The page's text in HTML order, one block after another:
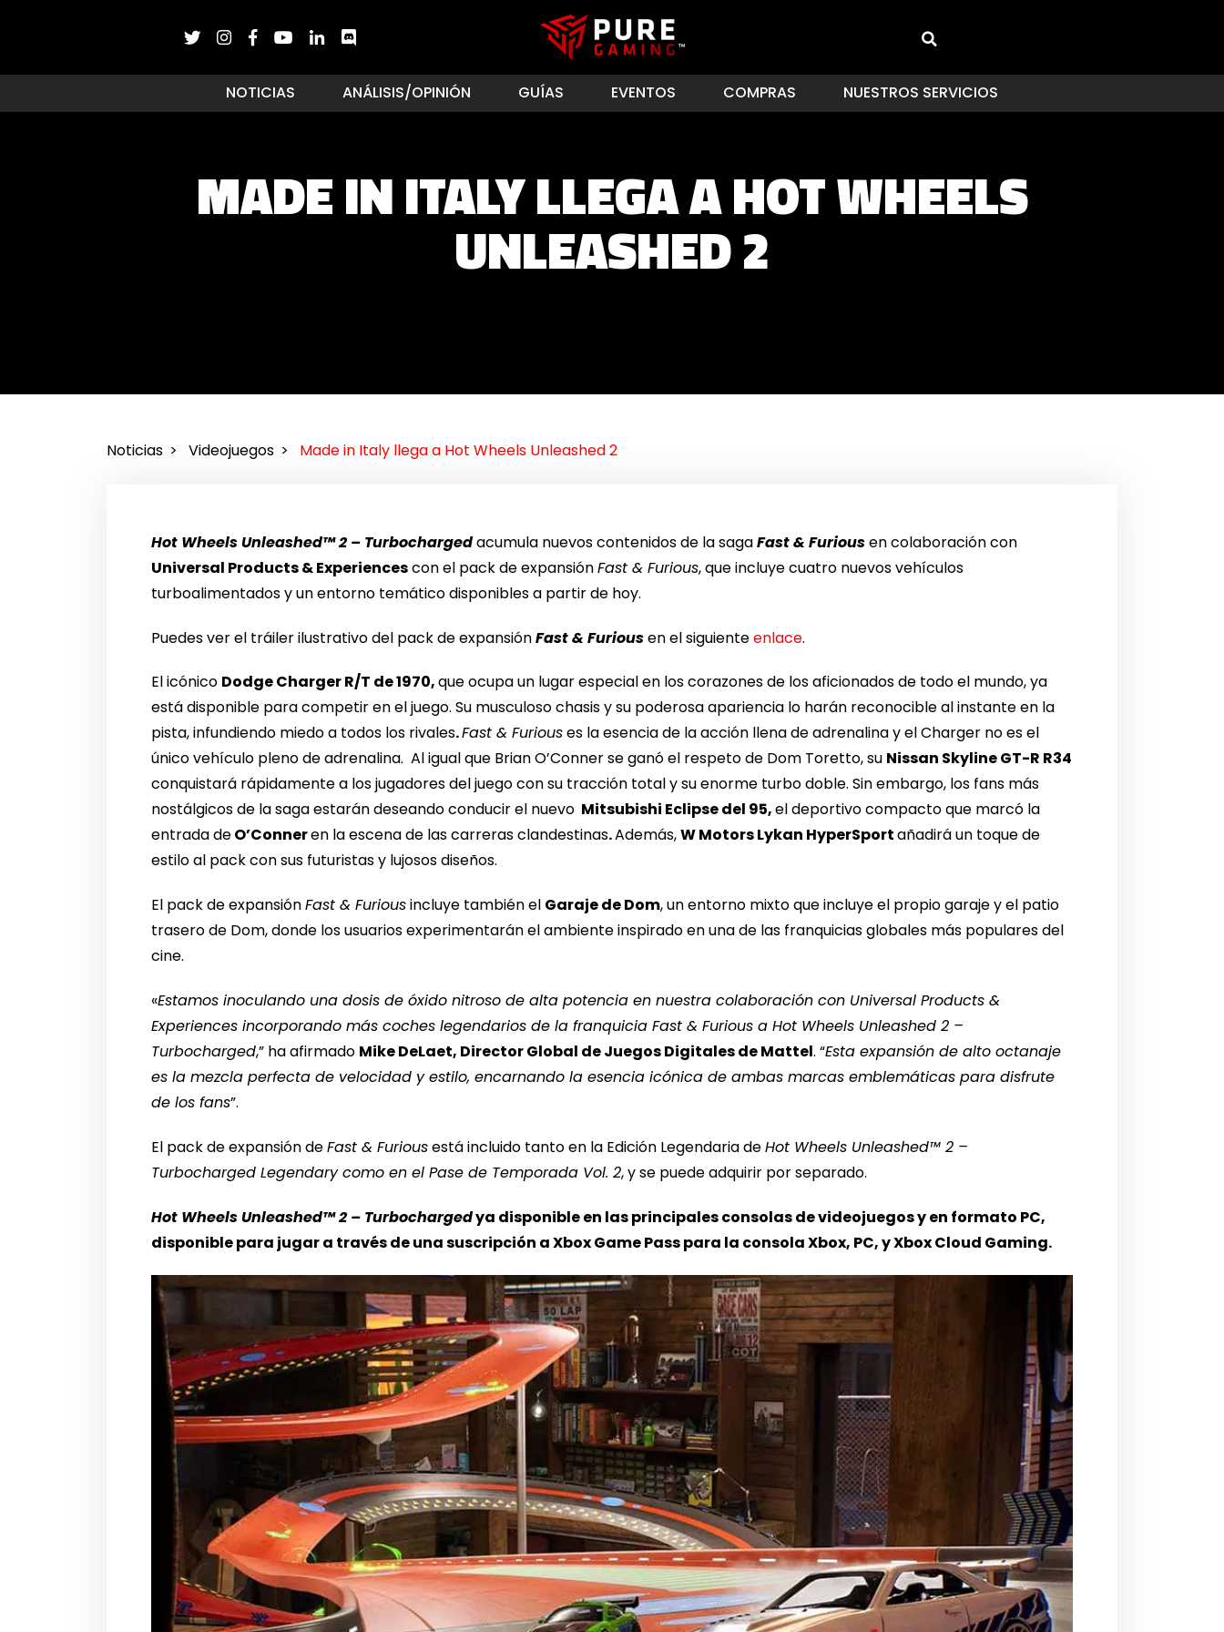
NOTICIAS ANÁLISIS/OPINIÓN GUÍAS EVENTOS COMPRAS NUESTROS SERVICIOS
MADE IN ITALY LLEGA A HOT WHEELS
UNLEASHED 2
Noticias Videojuegos Made in Italy llega a Hot Wheels Unleashed 2
Hot Wheels Unleashed™ 2 – Turbochargedacumula nuevos contenidos de la sagaFast & Furiousen colaboración con
Universal Products & Experiencescon el pack de expansiónFast & Furious, que incluye cuatro nuevos vehículos
turboalimentados y un entorno temático disponibles a partir de hoy.
Puedes ver el tráiler ilustrativo del pack de expansiónFast & Furiousen el siguienteenlace.
El icónico Dodge Charger R/T de 1970,que ocupa un lugar especial en los corazones de los aficionados de todo el mundo, ya
está disponible para competir en el juego. Su musculoso chasis y su poderosa apariencia lo harán reconocible al instante en la
pista, infundiendo miedo a todos los rivales.Fast & Furiouses la esencia de la acción llena de adrenalina y el Charger no es el
único vehículo pleno de adrenalina. Al igual que Brian O’Conner se ganó el respeto de Dom Toretto, su Nissan Skyline GT-R R34
conquistará rápidamente a los jugadores del juego con su tracción total y su enorme turbo doble. Sin embargo, los fans más
nostálgicos de la saga estarán deseando conducir el nuevo Mitsubishi Eclipse del 95,el deportivo compacto que marcó la
entrada deO’Conneren la escena de las carreras clandestinas.Además,W Motors Lykan HyperSportañadirá un toque de
estilo al pack con sus futuristas y lujosos diseños.
El pack de expansiónFast & Furiousincluye también el Garaje de Dom, un entorno mixto que incluye el propio garaje y el patio
trasero de Dom, donde los usuarios experimentarán el ambiente inspirado en una de las franquicias globales más populares del
cine.
«Estamos inoculando una dosis de óxido nitroso de alta potencia en nuestra colaboración con Universal Products &
Experiences incorporando más coches legendarios de la franquicia Fast & Furious a Hot Wheels Unleashed 2 –
Turbocharged,” ha afirmado Mike DeLaet, Director Global de Juegos Digitales de Mattel. “Esta expansión de alto octanaje
es la mezcla perfecta de velocidad y estilo, encarnando la esencia icónica de ambas marcas emblemáticas para disfrute
de los fans”.
El pack de expansión deFast & Furiousestá incluido tanto en la Edición Legendaria deHot Wheels Unleashed™ 2 –
Turbocharged Legendary como en el Pase de Temporada Vol. 2, y se puede adquirir por separado.
Hot Wheels Unleashed™ 2 – Turbochargedya disponible en las principales consolas de videojuegos y en formato PC,
disponible para jugar a través de una suscripción a Xbox Game Pass para la consola Xbox, PC, y Xbox Cloud Gaming.